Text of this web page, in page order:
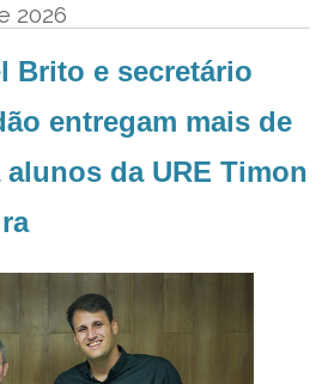
2026
Brito e secretário
entregam mais de
da URE Timon